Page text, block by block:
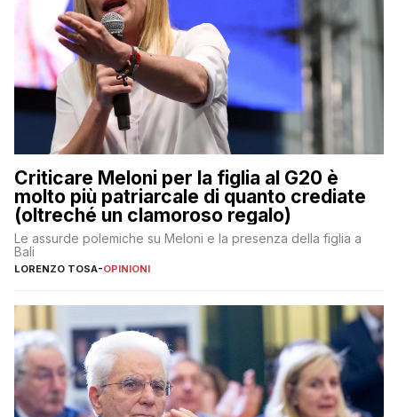
Criticare Meloni per la figlia al G20 è
molto più patriarcale di quanto crediate
(oltreché un clamoroso regalo)
Le assurde polemiche su Meloni e la presenza della figlia a
Bali
LORENZO TOSA-OPINIONI